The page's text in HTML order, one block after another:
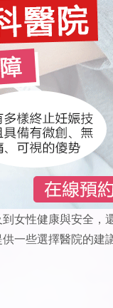
女性健康與安全，
一些選擇醫院的建